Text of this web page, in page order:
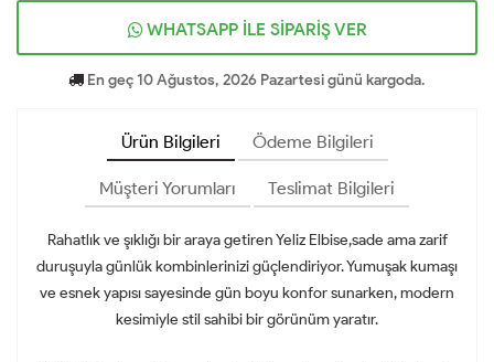
WHATSAPP İLE SİPARİŞ VER
En geç 10 Ağustos, 2026 Pazartesi günü kargoda.
Ürün Bilgileri Ödeme Bilgileri
Müşteri Yorumları Teslimat Bilgileri
Rahatlık ve şıklığı bir araya getiren Yeliz Elbise,sade ama zarif
duruşuyla günlük kombinlerinizi güçlendiriyor. Yumuşak kumaşı
ve esnek yapısı sayesinde gün boyu konfor sunarken, modern
kesimiyle stil sahibi bir görünüm yaratır.